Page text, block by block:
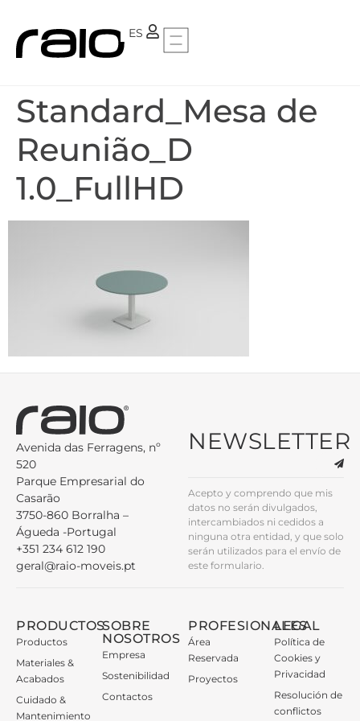
ES
PT
Standard_Mesa de
Reunião_D
1.0_FullHD
Avenida das Ferragens, nº
520
Parque Empresarial do
Casarão
3750-860 Borralha –
Águeda -Portugal
+351 234 612 190
geral@raio-moveis.pt
NEWSLETTER
Acepto y comprendo que mis
datos no serán divulgados,
intercambiados ni cedidos a
ninguna otra entidad, y que solo
serán utilizados para el envío de
este formulario.
PRODUCTOS
Productos
Materiales &
Acabados
Cuidado &
Mantenimiento
SOBRE
NOSOTROS
Empresa
Sostenibilidad
Contactos
PROFESIONALES
Área
Reservada
Proyectos
LEGAL
Política de
Cookies y
Privacidad
Resolución de
conflictos